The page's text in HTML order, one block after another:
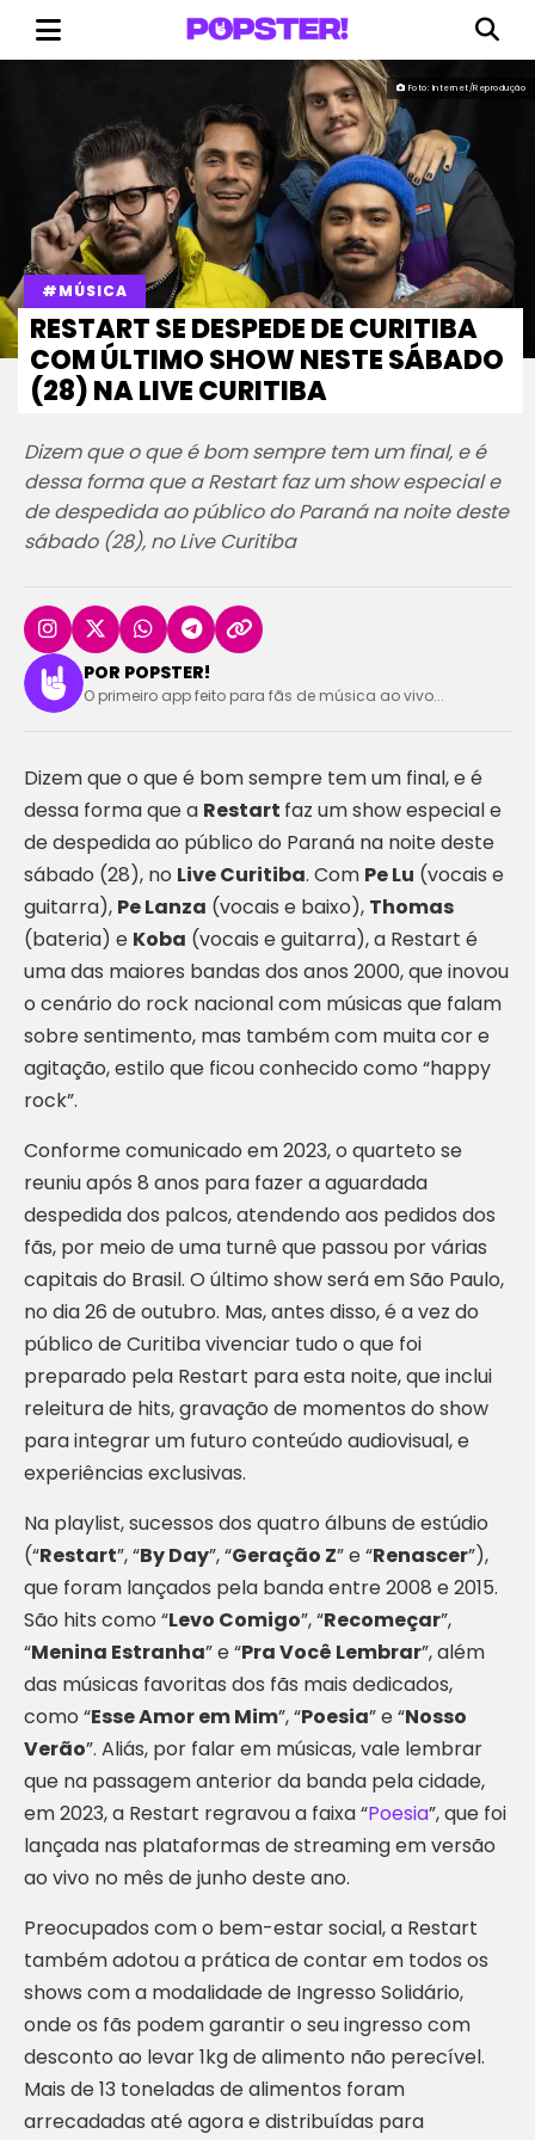
Foto: Internet/Reprodução
#MÚSICA
RESTART SE DESPEDE DE CURITIBA
COM ÚLTIMO SHOW NESTE SÁBADO
(28) NA LIVE CURITIBA
Dizem que o que é bom sempre tem um final, e é
dessa forma que a Restart faz um show especial e
de despedida ao público do Paraná na noite deste
sábado (28), no Live Curitiba
POR POPSTER!
O primeiro app feito para fãs de música ao vivo...
Dizem que o que é bom sempre tem um final, e é
dessa forma que a Restart faz um show especial e
de despedida ao público do Paraná na noite deste
sábado (28), no Live Curitiba. Com Pe Lu (vocais e
guitarra), Pe Lanza (vocais e baixo), Thomas
(bateria) e Koba (vocais e guitarra), a Restart é
uma das maiores bandas dos anos 2000, que inovou
o cenário do rock nacional com músicas que falam
sobre sentimento, mas também com muita cor e
agitação, estilo que ficou conhecido como “happy
rock”.
Conforme comunicado em 2023, o quarteto se
reuniu após 8 anos para fazer a aguardada
despedida dos palcos, atendendo aos pedidos dos
fãs, por meio de uma turnê que passou por várias
capitais do Brasil. O último show será em São Paulo,
no dia 26 de outubro. Mas, antes disso, é a vez do
público de Curitiba vivenciar tudo o que foi
preparado pela Restart para esta noite, que inclui
releitura de hits, gravação de momentos do show
para integrar um futuro conteúdo audiovisual, e
experiências exclusivas.
Na playlist, sucessos dos quatro álbuns de estúdio
(“Restart”, “By Day”, “Geração Z” e “Renascer”),
que foram lançados pela banda entre 2008 e 2015.
São hits como “Levo Comigo”, “Recomeçar”,
“Menina Estranha” e “Pra Você Lembrar”, além
das músicas favoritas dos fãs mais dedicados,
como “Esse Amor em Mim”, “Poesia” e “Nosso
Verão”. Aliás, por falar em músicas, vale lembrar
que na passagem anterior da banda pela cidade,
em 2023, a Restart regravou a faixa “Poesia”, que foi
lançada nas plataformas de streaming em versão
ao vivo no mês de junho deste ano.
Preocupados com o bem-estar social, a Restart
também adotou a prática de contar em todos os
shows com a modalidade de Ingresso Solidário,
onde os fãs podem garantir o seu ingresso com
desconto ao levar 1kg de alimento não perecível.
Mais de 13 toneladas de alimentos foram
arrecadadas até agora e distribuídas para